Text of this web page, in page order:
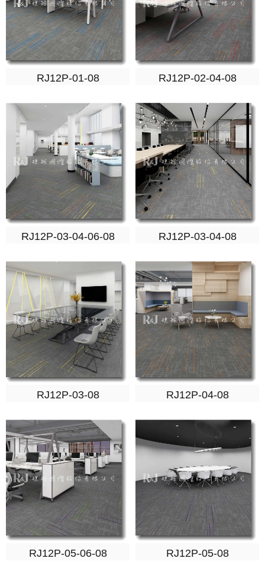
RJ12P-01-08 RJ12P-02-04-08
RJ12P-03-04-06-08 RJ12P-03-04-08
RJ12P-03-08 RJ12P-04-08
RJ12P-05-06-08 RJ12P-05-08